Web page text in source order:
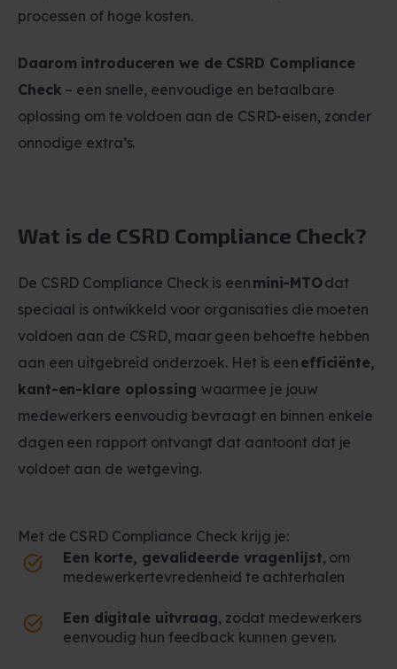
processen of hoge kosten.
Daarom introduceren we de CSRD Compliance
Check – een snelle, eenvoudige en betaalbare
oplossing om te voldoen aan de CSRD-eisen, zonder
onnodige extra’s.
Wat is de CSRD Compliance Check?
De CSRD Compliance Check is een mini-MTOdat
speciaal is ontwikkeld voor organisaties die moeten
voldoen aan de CSRD, maar geen behoefte hebben
aan een uitgebreid onderzoek. Het is een efficiënte,
kant-en-klare oplossing waarmee je jouw
medewerkers eenvoudig bevraagt en binnen enkele
dagen een rapport ontvangt dat aantoont dat je
voldoet aan de wetgeving.
Met de CSRD Compliance Check krijg je:
Een korte, gevalideerde vragenlijst, om
medewerkertevredenheid te achterhalen
Een digitale uitvraag, zodat medewerkers
eenvoudig hun feedback kunnen geven.